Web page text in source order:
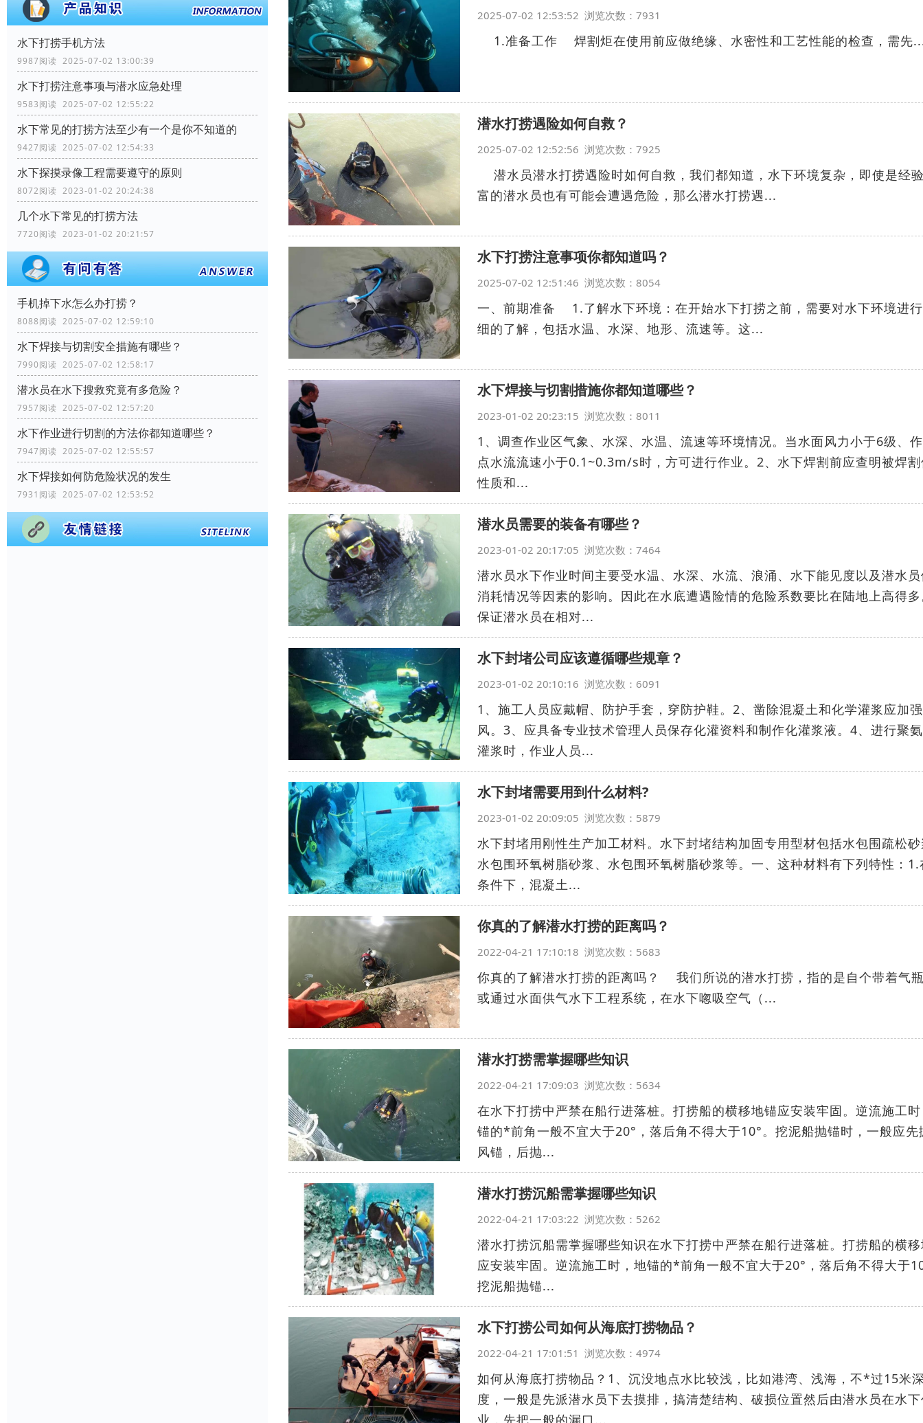
水下打捞手机方法
9987阅读 2025-07-02 13:00:39
水下打捞注意事项与潜水应急处理
9583阅读 2025-07-02 12:55:22
水下常见的打捞方法至少有一个是你不知道的
9427阅读 2025-07-02 12:54:33
水下探摸录像工程需要遵守的原则
8072阅读 2023-01-02 20:24:38
几个水下常见的打捞方法
7720阅读 2023-01-02 20:21:57
手机掉下水怎么办打捞？
8088阅读 2025-07-02 12:59:10
水下焊接与切割安全措施有哪些？
7990阅读 2025-07-02 12:58:17
潜水员在水下搜救究竟有多危险？
7957阅读 2025-07-02 12:57:20
水下作业进行切割的方法你都知道哪些？
7947阅读 2025-07-02 12:55:57
水下焊接如何防危险状况的发生
7931阅读 2025-07-02 12:53:52
2025-07-02 12:53:52 浏览次数：7931
1.准备工作 焊割炬在使用前应做绝缘、水密性和工艺性能的检查，需先
潜水打捞遇险如何自救？
2025-07-02 12:52:56 浏览次数：7925
潜水员潜水打捞遇险时如何自救，我们都知道，水下环境复杂，即使是经
富的潜水员也有可能会遭遇危险，那么潜水打捞遇...
水下打捞注意事项你都知道吗？
2025-07-02 12:51:46 浏览次数：8054
一、前期准备 1.了解水下环境：在开始水下打捞之前，需要对水下环境进
细的了解，包括水温、水深、地形、流速等。这...
水下焊接与切割措施你都知道哪些？
2023-01-02 20:23:15 浏览次数：8011
1、调查作业区气象、水深、水温、流速等环境情况。当水面风力小于6级、
点水流流速小于0.1~0.3m/s时，方可进行作业。2、水下焊割前应查明被焊
性质和...
潜水员需要的装备有哪些？
2023-01-02 20:17:05 浏览次数：7464
潜水员水下作业时间主要受水温、水深、水流、浪涌、水下能见度以及潜水
消耗情况等因素的影响。因此在水底遭遇险情的危险系数要比在陆地上高得
保证潜水员在相对...
水下封堵公司应该遵循哪些规章？
2023-01-02 20:10:16 浏览次数：6091
1、施工人员应戴帽、防护手套，穿防护鞋。2、凿除混凝土和化学灌浆应加
风。3、应具备专业技术管理人员保存化灌资料和制作化灌浆液。4、进行聚
灌浆时，作业人员...
水下封堵需要用到什么材料?
2023-01-02 20:09:05 浏览次数：5879
水下封堵用刚性生产加工材料。水下封堵结构加固专用型材包括水包围疏松
水包围环氧树脂砂浆、水包围环氧树脂砂浆等。一、这种材料有下列特性：1.
条件下，混凝土...
你真的了解潜水打捞的距离吗？
2022-04-21 17:10:18 浏览次数：5683
你真的了解潜水打捞的距离吗？ 我们所说的潜水打捞，指的是自个带着气
或通过水面供气水下工程系统，在水下唿吸空气（...
潜水打捞需掌握哪些知识
2022-04-21 17:09:03 浏览次数：5634
在水下打捞中严禁在船行进落桩。打捞船的横移地锚应安装牢固。逆流施工
锚的*前角一般不宜大于20°，落后角不得大于10°。挖泥船抛锚时，一般应先
风锚，后抛...
潜水打捞沉船需掌握哪些知识
2022-04-21 17:03:22 浏览次数：5262
潜水打捞沉船需掌握哪些知识在水下打捞中严禁在船行进落桩。打捞船的横
应安装牢固。逆流施工时，地锚的*前角一般不宜大于20°，落后角不得大于
挖泥船抛锚...
水下打捞公司如何从海底打捞物品？
2022-04-21 17:01:51 浏览次数：4974
如何从海底打捞物品？1、沉没地点水比较浅，比如港湾、浅海，不*过15米
度，一般是先派潜水员下去摸排，搞清楚结构、破损位置然后由潜水员在水
业，先把一般的漏口...